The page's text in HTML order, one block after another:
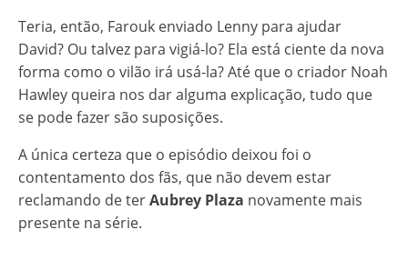
Teria, então, Farouk enviado Lenny para ajudar
David? Ou talvez para vigiá-lo? Ela está ciente da nova
forma como o vilão irá usá-la? Até que o criador Noah
Hawley queira nos dar alguma explicação, tudo que
se pode fazer são suposições.
A única certeza que o episódio deixou foi o
contentamento dos fãs, que não devem estar
reclamando de terAubrey Plaza novamente mais
presente na série.